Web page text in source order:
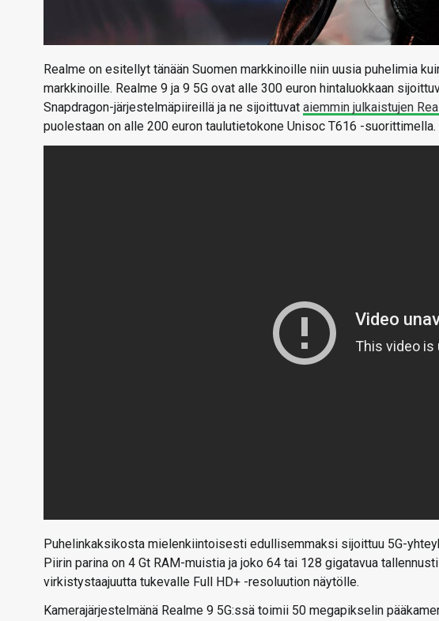
Realme on esitellyt tänään Suomen markkinoille niin uusia puhelimia
markkinoille. Realme 9 ja 9 5G ovat alle 300 euron hintaluokkaan
Snapdragon-järjestelmäpiireillä ja ne sijoittuvat aiemmin julkaistujen
puolestaan on alle 200 euron taulutietokone Unisoc T616 -suorittimella.
Puhelinkaksikosta mielenkiintoisesti edullisemmaksi sijoittuu 5G-
Piirin parina on 4 Gt RAM-muistia ja joko 64 tai 128 gigatavua
virkistystaajuutta tukevalle Full HD+ -resoluution näytölle.
Kamerajärjestelmänä Realme 9 5G:ssä toimii 50 megapikselin